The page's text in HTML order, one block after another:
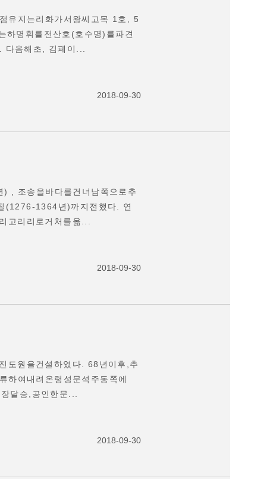
유지는리화가서왕씨고목 1호, 5
명휘를전산호(호수명)를파견
다음해초, 김페이...
2018-09-30
, 조송을바다를건너남쪽으로추
(1276-1364년)까지전했다. 연
고리리로거처를옮...
2018-09-30
도원을건설하였다. 68년이후,추
하여내려온령성문석주동쪽에
달승,공인한문...
2018-09-30